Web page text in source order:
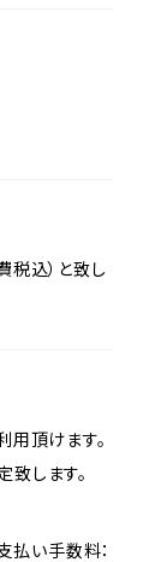
税込）と致し
用頂けます。
します。
払い手数料：